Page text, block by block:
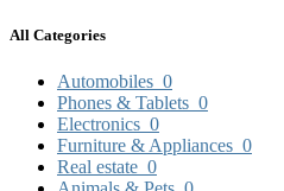
All Categories
Automobiles 0
Phones & Tablets 0
Electronics 0
Furniture & Appliances 0
Real estate 0